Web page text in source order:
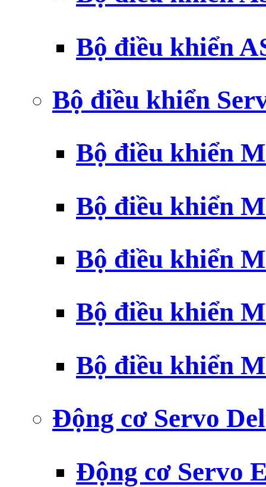
Bộ điều khiển
Bộ điều khiển
Bộ điều khiển
Bộ điều khiển
Bộ điều khiển
Bộ điều khiển
Bộ điều khiển
Động cơ Servo
Động cơ Servo